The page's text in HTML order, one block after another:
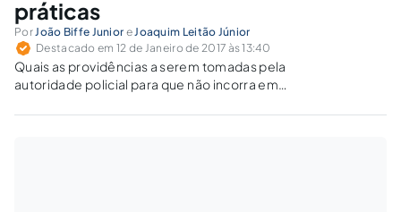
práticas
PorJoão Biffe Junior eJoaquim Leitão Júnior
Destacado em 12 de Janeiro de 2017 às 13:40
Quais as providências a serem tomadas pela
autoridade policial para que não incorra em